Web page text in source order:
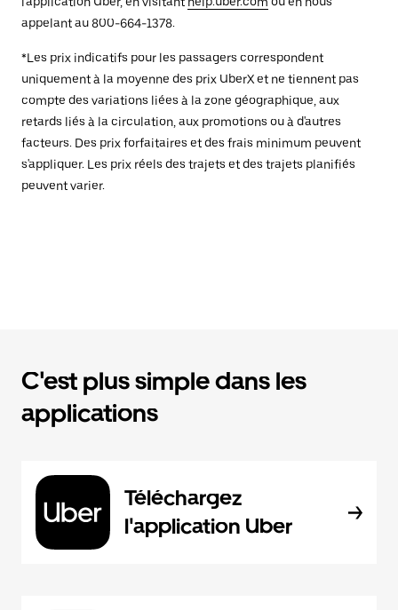
appelant au 800-664-1378.
*Les prix indicatifs pour les passagers correspondent
uniquement à la moyenne des prix UberX et ne tiennent pas
compte des variations liées à la zone géographique, aux
retards liés à la circulation, aux promotions ou à d'autres
facteurs. Des prix forfaitaires et des frais minimum peuvent
s'appliquer. Les prix réels des trajets et des trajets planifiés
peuvent varier.
C'est plus simple dans les
applications
Téléchargez
l'application Uber